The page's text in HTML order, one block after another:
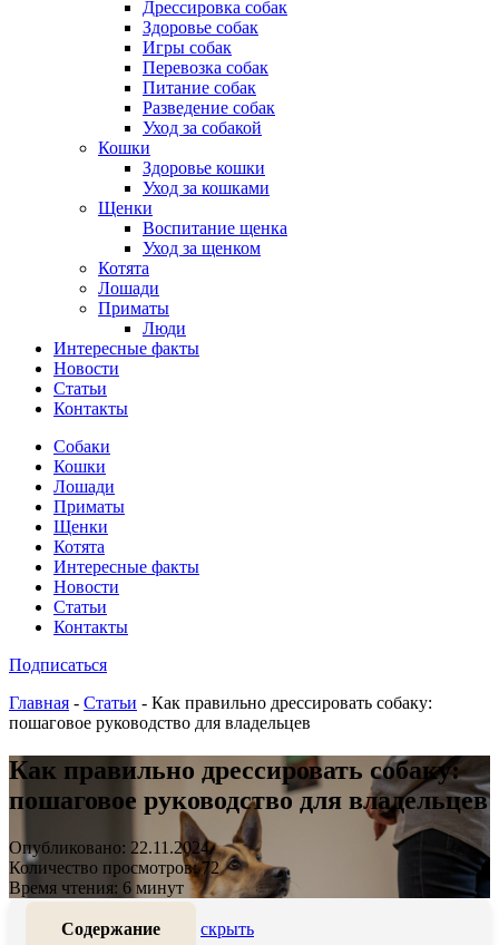
Дрессировка собак
Здоровье собак
Игры собак
Перевозка собак
Питание собак
Разведение собак
Уход за собакой
Кошки
Здоровье кошки
Уход за кошками
Щенки
Воспитание щенка
Уход за щенком
Котята
Лошади
Приматы
Люди
Интересные факты
Новости
Статьи
Контакты
Собаки
Кошки
Лошади
Приматы
Щенки
Котята
Интересные факты
Новости
Статьи
Контакты
Подписаться
Главная - Статьи - Как правильно дрессировать собаку:
пошаговое руководство для владельцев
Как правильно дрессировать собаку:
пошаговое руководство для владельцев
Опубликовано: 22.11.2024
Количество просмотров: 72
Время чтения: 6 минут
Содержание скрыть